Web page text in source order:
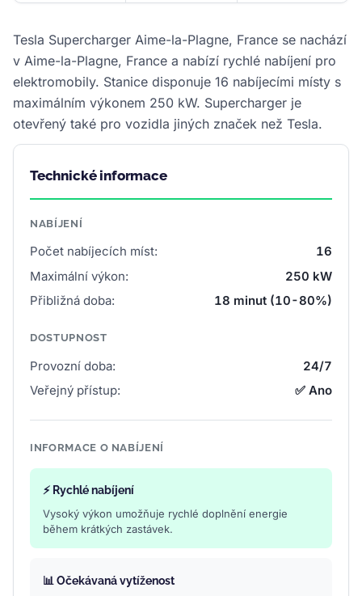
Tesla Supercharger Aime-la-Plagne, France se nachází
v Aime-la-Plagne, France a nabízí rychlé nabíjení pro
elektromobily. Stanice disponuje 16 nabíjecími místy s
maximálním výkonem 250 kW. Supercharger je
otevřený také pro vozidla jiných značek než Tesla.
Technické informace
NABÍJENÍ
Počet nabíjecích míst:
16
Maximální výkon:
250 kW
Přibližná doba:
18 minut (10-80%)
DOSTUPNOST
Provozní doba:
24/7
Veřejný přístup:
✅ Ano
INFORMACE O NABÍJENÍ
⚡ Rychlé nabíjení
Vysoký výkon umožňuje rychlé doplnění energie
během krátkých zastávek.
📊 Očekávaná vytíženost